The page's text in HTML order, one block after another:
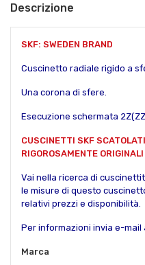
Descrizione
SKF: SWEDEN BRAND
Cuscinetto radiale rigido a
Una corona di sfere.
Esecuzione schermata
CUSCINETTI SKF
RIGOROSAMENTE
Vai nella ricerca di
le misure di questo
relativi prezzi e disponibilità.
Per informazioni invia e-
Marca